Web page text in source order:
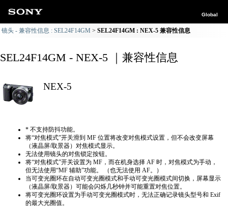
Global
镜头 - 兼容性信息 : SEL24F14GM SEL24F14GM : NEX-5 兼容性信息
SEL24F14GM - NEX-5 ｜兼容性信息
NEX-5
* 不支持防抖功能。
将“对焦模式”开关滑到 MF 位置将改变对焦模式设置，但不会改变屏幕
（液晶屏/取景器）对焦模式显示。
无法使用镜头的对焦锁定按钮。
将“对焦模式”开关设置为 MF，而在机身选择 AF 时，对焦模式为手动，
但无法使用“MF 辅助”功能。 （也无法使用 AF。）
当可变光圈环在自动可变光圈模式和手动可变光圈模式间切换，屏幕显示
（液晶屏/取景器）可能会闪烁几秒钟并可能重置对焦位置。
将可变光圈环设置为手动可变光圈模式时，无法正确​​记录镜头型号和 Exif
的最大光圈值。